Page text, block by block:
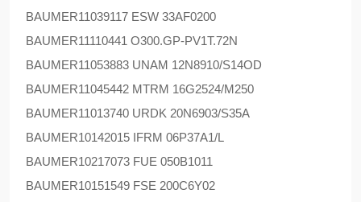
BAUMER11039117 ESW 33AF0200
BAUMER11110441 O300.GP-PV1T.72N
BAUMER11053883 UNAM 12N8910/S14OD
BAUMER11045442 MTRM 16G2524/M250
BAUMER11013740 URDK 20N6903/S35A
BAUMER10142015 IFRM 06P37A1/L
BAUMER10217073 FUE 050B1011
BAUMER10151549 FSE 200C6Y02